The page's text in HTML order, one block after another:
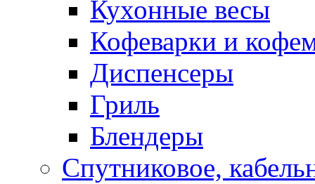
Кухонные весы
Кофеварки и
Диспенсеры
Гриль
Блендеры
Спутниковое,